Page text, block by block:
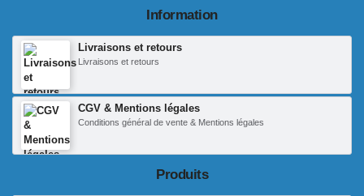
Information
Livraisons et retours
Livraisons et retours
CGV & Mentions légales
Conditions général de vente & Mentions légales
Produits